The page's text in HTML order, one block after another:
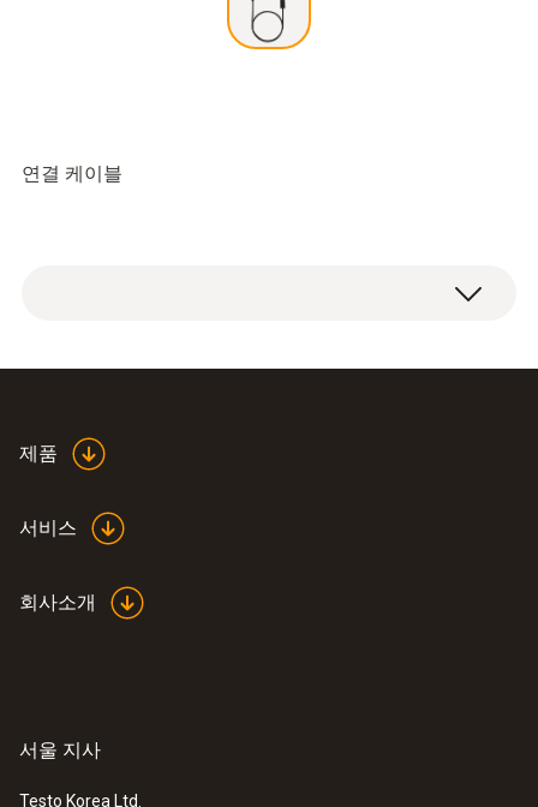
연결 케이블
제품
서비스
회사소개
서울 지사
Testo Korea Ltd.